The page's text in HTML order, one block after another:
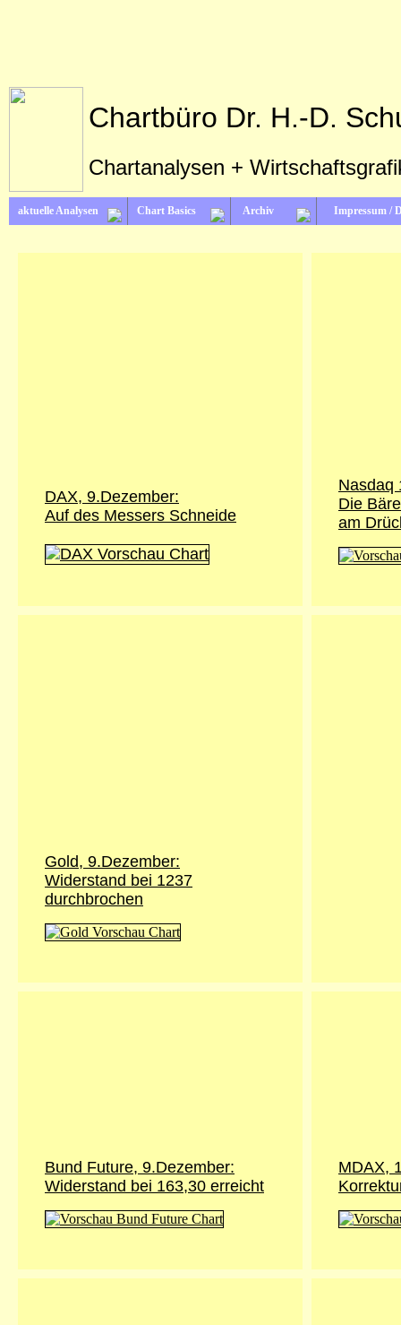
Chartbüro Dr. H.-D.
Chartanalysen +
aktuelle Analysen Chart Basics Archiv Impressum /
DAX, 9.Dezember:
Auf des Messers Schneide
Nasdaq
Die
am
Gold, 9.Dezember:
Widerstand bei 1237
durchbrochen
Bund Future, 9.Dezember:
Widerstand bei 163,30 erreicht
MDAX,